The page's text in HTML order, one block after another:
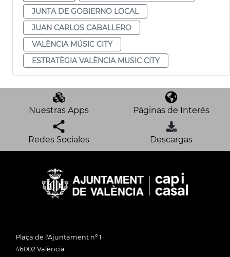
JUNTA DE GOBIERNO LOCAL
JUAN CARLOS CABALLERO
VALÈNCIA MÚSIC CITY
ESTRATÈGIA VALÈNCIA MUSIC CITY
Nuestras Apps Páginas de Interés
Redes Sociales Descargas
Plaça de l'Ajuntament nº 1
46002 València